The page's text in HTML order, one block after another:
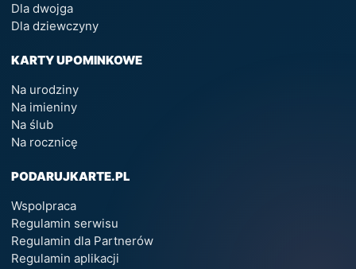
Dla dwojga
Dla dziewczyny
KARTY UPOMINKOWE
Na urodziny
Na imieniny
Na ślub
Na rocznicę
PODARUJKARTE.PL
Wspolpraca
Regulamin serwisu
Regulamin dla Partnerów
Regulamin aplikacji